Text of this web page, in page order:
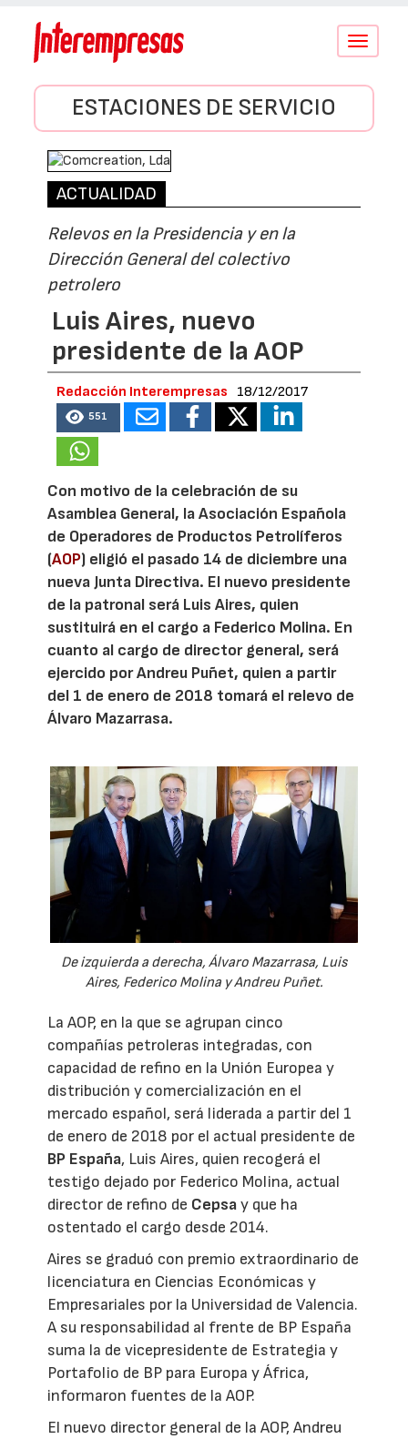
Conmutar
ESTACIONES DE SERVICIO
ACTUALIDAD
Relevos en la Presidencia y en la
Dirección General del colectivo
petrolero
Luis Aires, nuevo
presidente de la AOP
Redacción Interempresas 18/12/2017
551
Con motivo de la celebración de su
Asamblea General, la Asociación Española
de Operadores de Productos Petrolíferos
(AOP) eligió el pasado 14 de diciembre una
nueva Junta Directiva. El nuevo presidente
de la patronal será Luis Aires, quien
sustituirá en el cargo a Federico Molina. En
cuanto al cargo de director general, será
ejercido por Andreu Puñet, quien a partir
del 1 de enero de 2018 tomará el relevo de
Álvaro Mazarrasa.
De izquierda a derecha, Álvaro Mazarrasa, Luis
Aires, Federico Molina y Andreu Puñet.
La AOP, en la que se agrupan cinco
compañías petroleras integradas, con
capacidad de refino en la Unión Europea y
distribución y comercialización en el
mercado español, será liderada a partir del 1
de enero de 2018 por el actual presidente de
BP España, Luis Aires, quien recogerá el
testigo dejado por Federico Molina, actual
director de refino de Cepsay que ha
ostentado el cargo desde 2014.
Aires se graduó con premio extraordinario de
licenciatura en Ciencias Económicas y
Empresariales por la Universidad de Valencia.
A su responsabilidad al frente de BP España
suma la de vicepresidente de Estrategia y
Portafolio de BP para Europa y África,
informaron fuentes de la AOP.
El nuevo director general de la AOP, Andreu